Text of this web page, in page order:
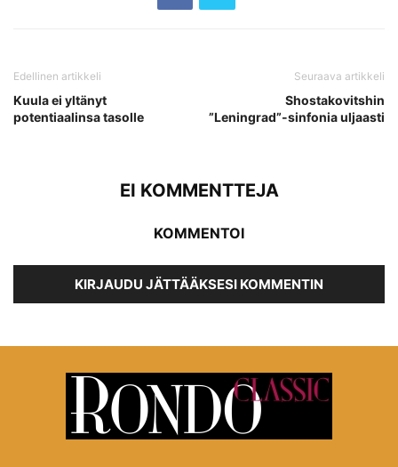
Edellinen artikkeli
Kuula ei yltänyt
potentiaalinsa tasolle
Seuraava artikkeli
Shostakovitshin
”Leningrad”-sinfonia uljaasti
EI KOMMENTTEJA
KOMMENTOI
KIRJAUDU JÄTTÄÄKSESI KOMMENTIN